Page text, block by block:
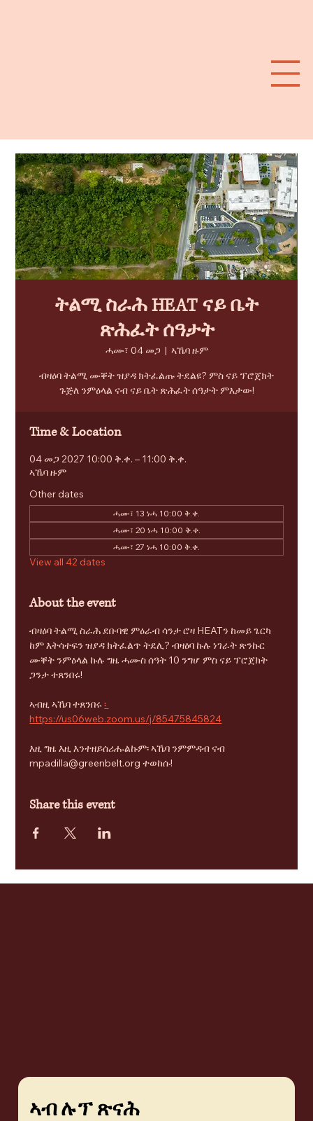
ትልሚ ስራሕ HEAT ናይ ቤት
ጽሕፈት ሰዓታት
ሓሙ፣ 04 መጋ
  |
ኣኼባ ዙም
ብዛዕባ ትልሚ ሙቐት ዝያዳ ክትፈልጡ ትደልዩ? ምስ ናይ ፕሮጀክት
ጉጅለ ንምዕላል ናብ ናይ ቤት ጽሕፈት ሰዓታት ምእታው!
Time & Location
04 መጋ 2027 10:00 ቅ.ቀ. – 11:00 ቅ.ቀ.
ኣኼባ ዙም
Other dates
ሓሙ፣ 13 ነሓ 10:00 ቅ.ቀ.
ሓሙ፣ 20 ነሓ 10:00 ቅ.ቀ.
ሓሙ፣ 27 ነሓ 10:00 ቅ.ቀ.
View all 42 dates
About the event
ብዛዕባ ትልሚ ስራሕ ደቡባዊ ምዕራብ ሳንታ ሮዛ HEATን ከመይ ጌርካ
ከም እትሳተፍን ዝያዳ ክትፈልጥ ትደሊ? ብዛዕባ ኩሉ ነገራት ጽንኩር
ሙቐት ንምዕላል ኩሉ ግዜ ሓሙስ ሰዓት 10 ንግሆ ምስ ናይ ፕሮጀክት
ጋንታ ተጸንበሩ!
ኣብዚ ኣኼባ ተጸንበሩ ፡
https://us06web.zoom.us/j/85475845824
እዚ ግዜ እዚ እንተዘይሰሪሑልኩም፡ ኣኼባ ንምምዳብ ናብ
mpadilla@greenbelt.org ተወከሱ!
Share this event
ኣብ ሉፕ ጽናሕ